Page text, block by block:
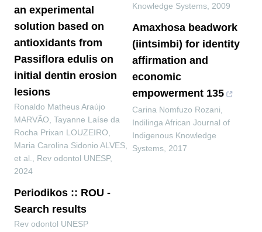
an experimental
solution based on
antioxidants from
Passiflora edulis on
initial dentin erosion
lesions
Ronaldo Matheus Araújo
MARVÃO, Tayanne Laíse da
Rocha Prixan LOUZEIRO,
Maria Carolina Sidonio ALVES,
et al.
Rev odontol UNESP,
2024
Periodikos :: ROU -
Search results
Rev odontol UNESP
Knowledge Systems 2009
Amaxhosa beadwork
(iintsimbi) for identity
affirmation and
economic
empowerment 135
Carina Nomfuzo Rozani
Indilinga African Journal of
Indigenous Knowledge
Systems 2017